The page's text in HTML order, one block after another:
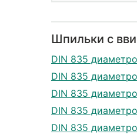
Шпильки с
DIN 835
DIN 835
DIN 835
DIN 835
DIN 835